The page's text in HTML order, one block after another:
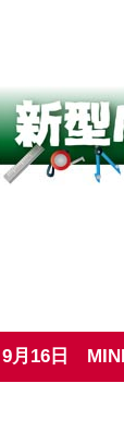
9月16日